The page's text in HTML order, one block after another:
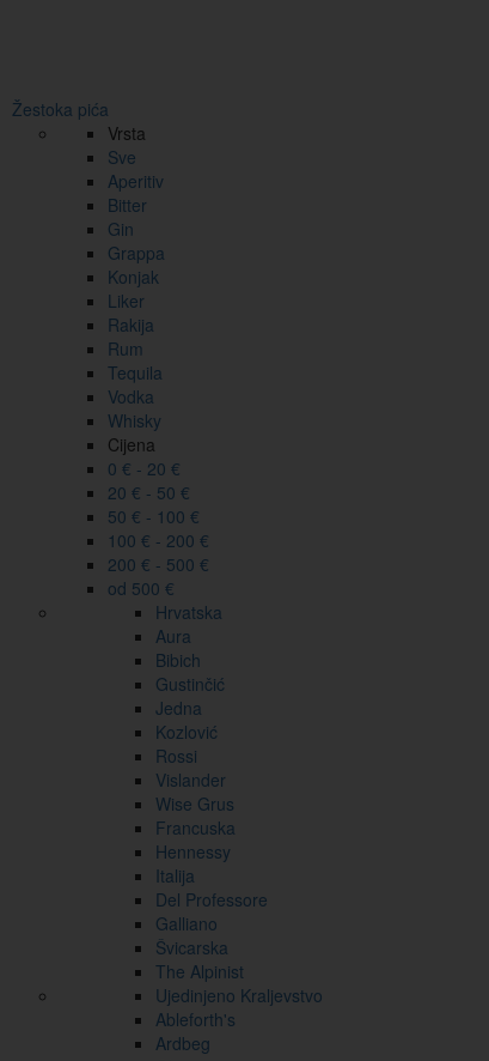
Žestoka pića
Vrsta
Sve
Aperitiv
Bitter
Gin
Grappa
Konjak
Liker
Rakija
Rum
Tequila
Vodka
Whisky
Cijena
0 € - 20 €
20 € - 50 €
50 € - 100 €
100 € - 200 €
200 € - 500 €
od 500 €
Hrvatska
Aura
Bibich
Gustinčić
Jedna
Kozlović
Rossi
Vislander
Wise Grus
Francuska
Hennessy
Italija
Del Professore
Galliano
Švicarska
The Alpinist
Ujedinjeno Kraljevstvo
Ableforth's
Ardbeg